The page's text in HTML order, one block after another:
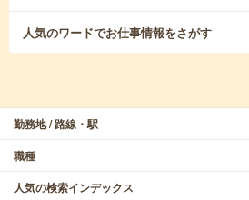
人気のワードでお仕事情報をさがす
勤務地 / 路線・駅
職種
人気の検索インデックス